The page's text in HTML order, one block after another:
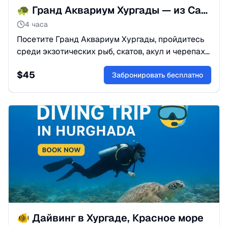
🐢 Гранд Аквариум Хургады — из Сафаги
4 часа
Посетите Гранд Аквариум Хургады, пройдитесь
среди экзотических рыб, скатов, акул и черепах
и насладитесь морским приключением из
Сафаги.
$45 Забронировать бесплатно
🐠 Дайвинг в Хургаде, Красное море